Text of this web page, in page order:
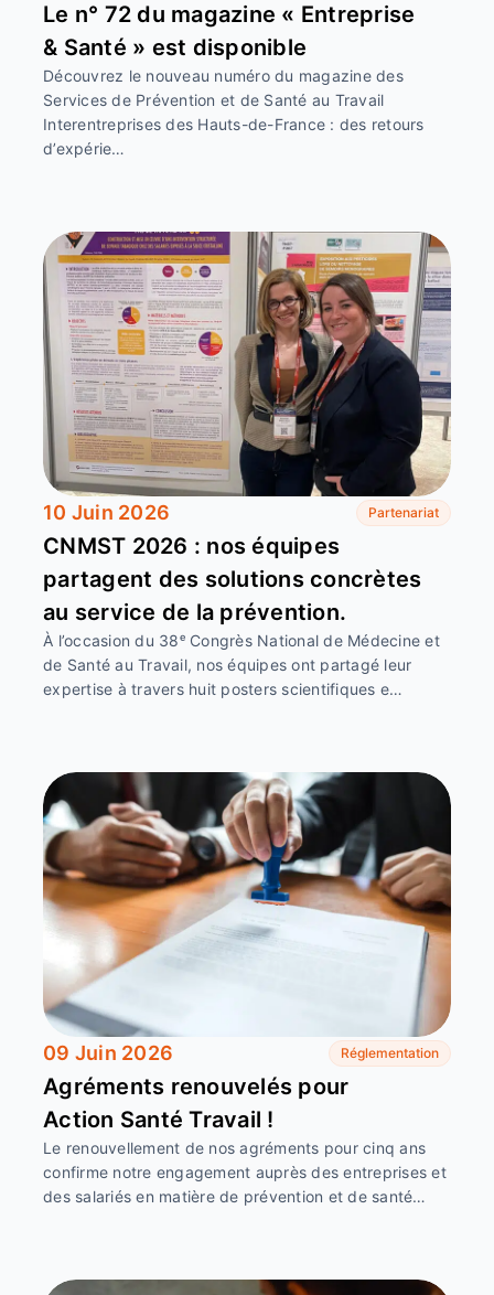
Le n° 72 du magazine « Entreprise
& Santé » est disponible
Découvrez le nouveau numéro du magazine des
Services de Prévention et de Santé au Travail
Interentreprises des Hauts-de-France : des retours
d’expérie…
10 Juin 2026 Partenariat
CNMST 2026 : nos équipes
partagent des solutions concrètes
au service de la prévention.
À l’occasion du 38ᵉ Congrès National de Médecine et
de Santé au Travail, nos équipes ont partagé leur
expertise à travers huit posters scientifiques e…
09 Juin 2026 Réglementation
Agréments renouvelés pour
Action Santé Travail !
Le renouvellement de nos agréments pour cinq ans
confirme notre engagement auprès des entreprises et
des salariés en matière de prévention et de santé…